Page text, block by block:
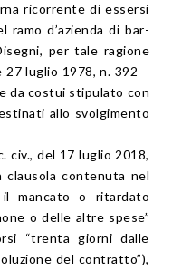
ricorrente di essersi
ramo d’azienda di bar-
per tale ragione
luglio 1978, n. 392 –
da costui stipulato con
allo svolgimento
civ., del 17 luglio 2018,
clausola contenuta nel
mancato o ritardato
o delle altre spese”
“trenta giorni dalle
del contratto”),